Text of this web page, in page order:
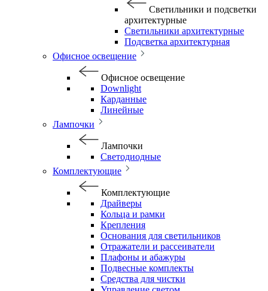
Светильники и подсветки
архитектурные
Светильники архитектурные
Подсветка архитектурная
Офисное освещение
Офисное освещение
Downlight
Карданные
Линейные
Лампочки
Лампочки
Светодиодные
Комплектующие
Комплектующие
Драйверы
Кольца и рамки
Крепления
Основания для светильников
Отражатели и рассеиватели
Плафоны и абажуры
Подвесные комплекты
Средства для чистки